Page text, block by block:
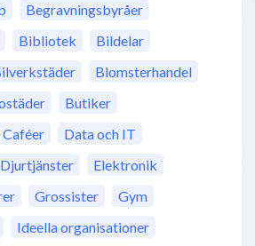
Begravningsbyråer
Bibliotek
Bildelar
Blomsterhandel
Butiker
Caféer
Data och IT
Djurtjänster
Elektronik
Grossister
Gym
Ideella organisationer